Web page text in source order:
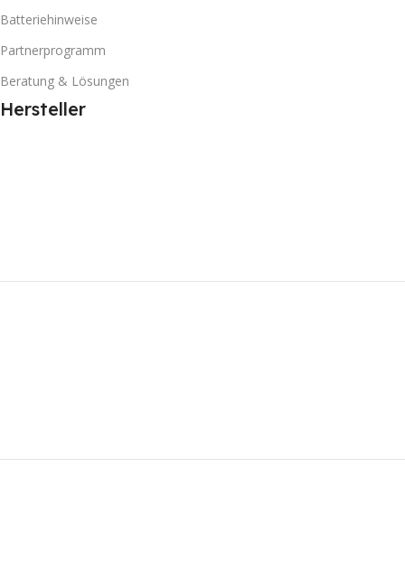
Batteriehinweise
Partnerprogramm
Beratung & Lösungen
Hersteller